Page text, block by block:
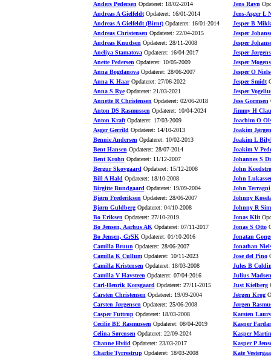
Anders Pedersen Opdateret: 18/02-2014
Andreas A GielfeldtOpdateret: 16/01-2014
Andreas A Gielfeldt (Birnt)Opdateret: 16/01-2014
Andreas Christensen Opdateret: 22/04-2015
Andreas Knudsen Opdateret: 28/11-2008
Aneliya StamatovaOpdateret: 16/04-2017
Anette Pedersen Opdateret: 10/05-2009
Anna BogdanovaOpdateret: 28/06-2007
Anna K HaarOpdateret: 27/06-2022
Anna S RyeOpdateret: 21/03-2021
Annette R Christensen Opdateret: 02/06-2018
Anton DS Rasmussen Opdateret: 10/04-2024
Anton KraftOpdateret: 17/03-2009
Asger Gerrild Opdateret: 14/10-2013
Bennie Andersen Opdateret: 10/02-2013
Bent Hansen Opdateret: 28/07-2014
Bent Krohn Opdateret: 11/12-2007
Bergur Skovgaard Opdateret: 15/12-2008
Bill A Hald Opdateret: 18/10-2008
Birgitte Bundgaard Opdateret: 19/09-2004
Bjørn Frederiksen Opdateret: 28/06-2007
Bjørn GuldbergOpdateret: 04/10-2008
Bo Eriksen Opdateret: 27/10-2019
Bo Jensen, Aarhus AK Opdateret: 07/11-2017
Bo Jensen, GrSK Opdateret: 01/10-2016
Camilla Bruun Opdateret: 28/06-2007
Camilla K CullumOpdateret: 10/11-2023
Camilla Kristensen Opdateret: 18/03-2008
Camilla V Havsteen Opdateret: 07/04-2016
Carl-Henrik Korsgaard Opdateret: 27/11-2015
Carsten Christensen Opdateret: 19/09-2004
Carsten Jørgensen Opdateret: 25/06-2008
Casper FuttrupOpdateret: 18/03-2008
Cecilie BE Rasmussen Opdateret: 08/04-2019
Celina Sørensen Opdateret: 22/09-2024
Channe Hviid Opdateret: 23/03-2017
Charlie TyrrestrupOpdateret: 18/03-2008
Jens Ravn
Jens-Asger L
Jesper B
Jesper
Jesper
Jesper
Jesper
Jesper O
Jesper Smidt
Jesper
Jess Gormsen
Jimmy H
Joachim O
Joakim
Joakim L
Joakim V
Johannes S
John
John
John Terragni
Johnny
Johnny R
Jonas Klit
Jonas S Otto
Jonatan
Jonathan
Jose del Pino
Jules B
Julius Madsen
Just Kielberg
Jørgen Krog
Jørgen
Karsten
Kasper
Kasper
Kasper P
Kate